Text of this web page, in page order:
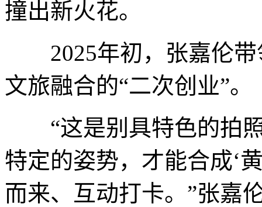
撞出新火花。
2025年初，张嘉伦带
文旅融合的“二次创业”。
“这是别具特色的拍照
特定的姿势，才能合成‘
而来、互动打卡。”张嘉